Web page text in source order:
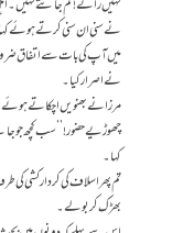
نے سنی ان سنی کرتے ہوئے
میں آپ کی بات سے اتفاق ضرور
نے اصرار کیا۔
مرزا نے بھنویں اچکاتے
چھوڑیے حضور! ’’سب کچھ جو
کہا۔
تم پھر اسلاف کی کردار کشی
بھڑک کر بولے۔